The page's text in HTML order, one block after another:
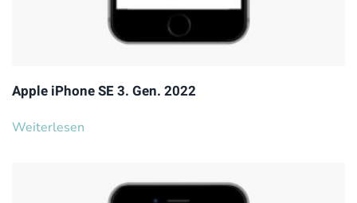
Apple iPhone SE 3. Gen. 2022
Weiterlesen